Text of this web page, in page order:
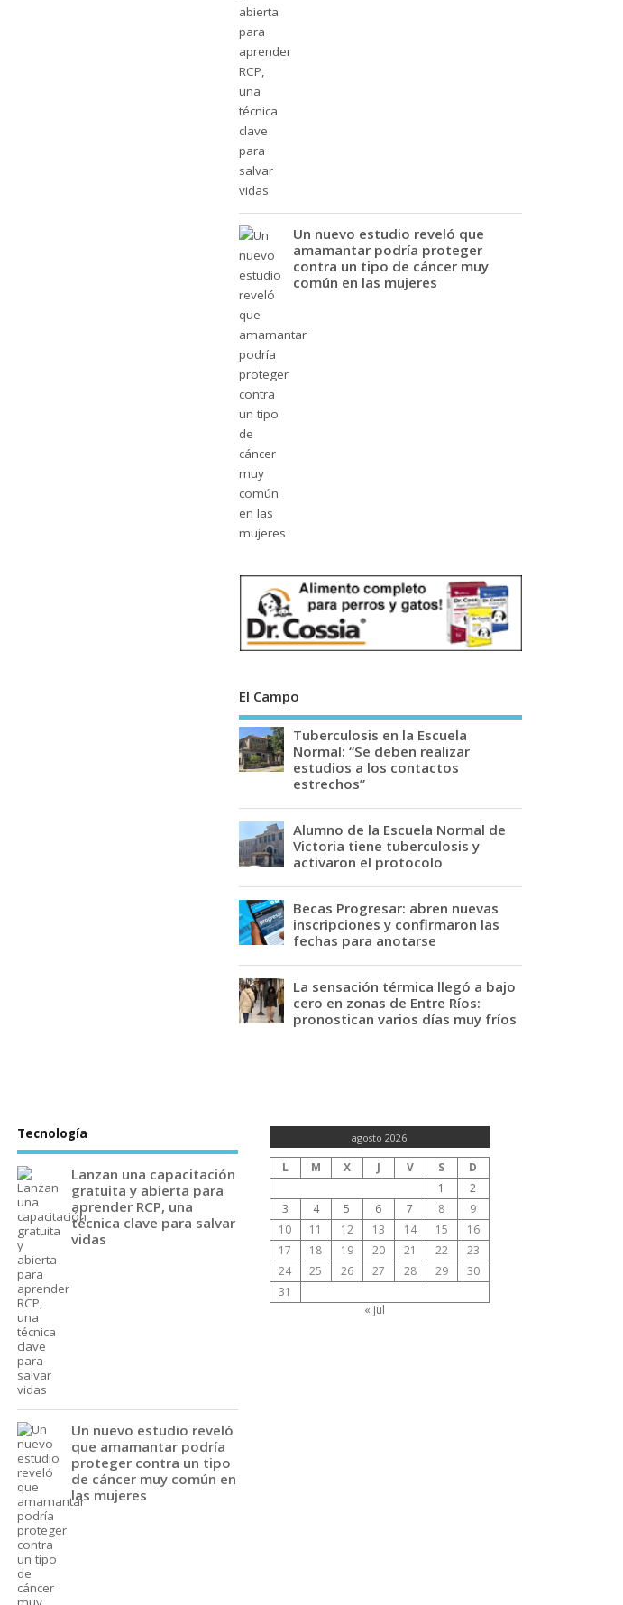
Un nuevo estudio reveló que
amamantar podría proteger
contra un tipo de cáncer muy
común en las mujeres
El Campo
Tuberculosis en la Escuela
Normal: “Se deben realizar
estudios a los contactos
estrechos”
Alumno de la Escuela Normal de
Victoria tiene tuberculosis y
activaron el protocolo
Becas Progresar: abren nuevas
inscripciones y confirmaron las
fechas para anotarse
La sensación térmica llegó a bajo
cero en zonas de Entre Ríos:
pronostican varios días muy fríos
Tecnología
Lanzan una capacitación
gratuita y abierta para
aprender RCP, una
técnica clave para salvar
vidas
Un nuevo estudio reveló
que amamantar podría
proteger contra un tipo
de cáncer muy común en
las mujeres
agosto 2026
L M X J V S
D
1
2
3
4 5 6 7 8
9
10
11 12 13 14 15
16
17
18 19 20 21 22
23
24
25 26 27 28 29
30
31
« Jul